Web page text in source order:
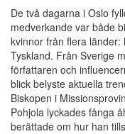
De två dagarna i Oslo
medverkande var både
kvinnor från flera länder:
Tyskland. Från Sverige
författaren och
blick belyste aktuella
Biskopen i
Pohjola lyckades fånga
berättade om hur han